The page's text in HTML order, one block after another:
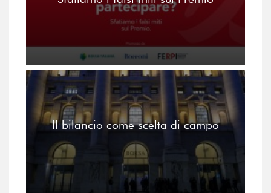
Il bilancio come scelta di campo